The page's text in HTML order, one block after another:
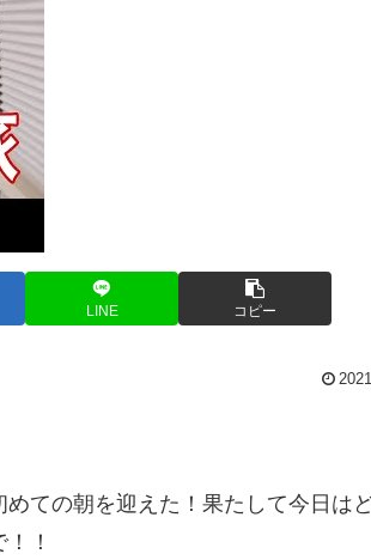
LINE コピー
ての朝を迎えた！果たして今日は
！